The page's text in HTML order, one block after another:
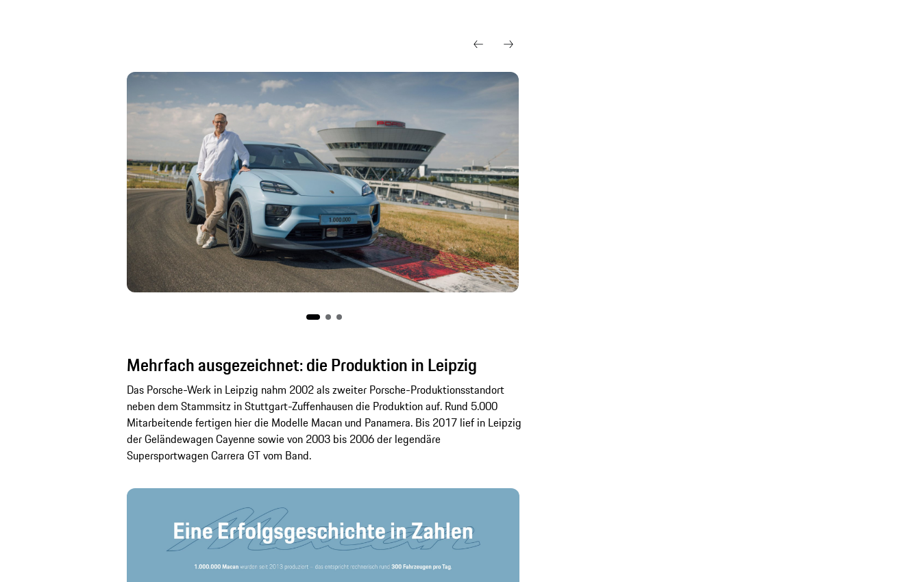
Mehrfach ausgezeichnet: die Produktion in Leipzig
Das Porsche-Werk in Leipzig nahm 2002 als zweiter Porsche-Produktionsstandort
neben dem Stammsitz in Stuttgart-Zuffenhausen die Produktion auf. Rund 5.000
Mitarbeitende fertigen hier die Modelle Macan und Panamera. Bis 2017 lief in Leipzig
der Geländewagen Cayenne sowie von 2003 bis 2006 der legendäre
Supersportwagen Carrera GT vom Band.